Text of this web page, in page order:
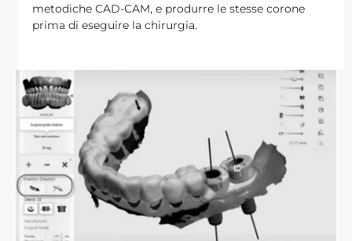
metodiche CAD-CAM, e produrre le stesse corone
prima di eseguire la chirurgia.